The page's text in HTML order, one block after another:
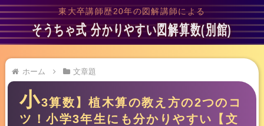
東大卒講師歴20年の図解講師による
そうちゃ式 分かりやすい図解算数(別館)
ホーム 文章題
小3算数】植木算の教え方の2つのコ
ツ！小学3年生にも分かりやすい【文